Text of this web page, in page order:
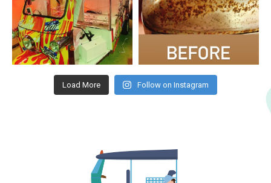
Load More Follow on Instagram